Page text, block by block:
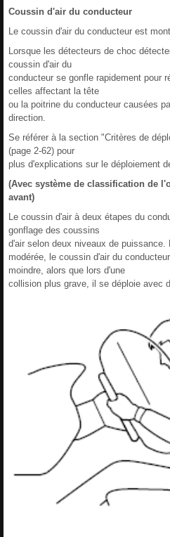
Coussin d'air du conducteur
Le coussin d'air du conducteur est
Lorsque les détecteurs de choc
coussin d'air du
conducteur se gonfle rapidement pour
celles affectant la tête
ou la poitrine du conducteur causées
direction.
Se référer à la section "Critères de
(page 2-62) pour
plus d'explications sur le déploiement
(Avec système de classification de
avant)
Le coussin d'air à deux étapes du
gonflage des coussins
d'air selon deux niveaux de
modérée, le coussin d'air du
moindre, alors que lors d'une
collision plus grave, il se déploie avec